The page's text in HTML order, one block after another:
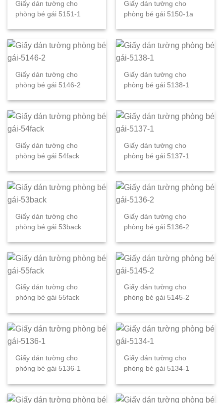
Giấy dán tường cho
phòng bé gái 5151-1
Giấy dán tường cho
phòng bé gái 5150-1a
Giấy dán tường cho
phòng bé gái 5146-2
Giấy dán tường cho
phòng bé gái 5138-1
Giấy dán tường cho
phòng bé gái 54fack
Giấy dán tường cho
phòng bé gái 5137-1
Giấy dán tường cho
phòng bé gái 53back
Giấy dán tường cho
phòng bé gái 5136-2
Giấy dán tường cho
phòng bé gái 55fack
Giấy dán tường cho
phòng bé gái 5145-2
Giấy dán tường cho
phòng bé gái 5136-1
Giấy dán tường cho
phòng bé gái 5134-1